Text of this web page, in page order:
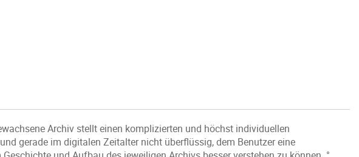
Archiv stellt einen komplizierten und höchst individuellen
gerade im digitalen Zeitalter nicht überflüssig, dem Benutzer eine